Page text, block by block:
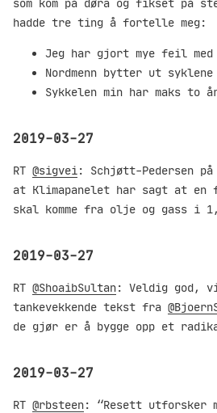
som kom på døra og fikset på
hadde tre ting å fortelle meg:
Jeg har gjort mye feil
Nordmenn bytter ut
Sykkelen min har maks to
2019-03-27
RT @sigvei: Schjøtt-Pedersen
at Klimapanelet har sagt at en
skal komme fra olje og gass i
2019-03-27
RT @ShoaibSultan: Veldig god,
tankevekkende tekst fra
de gjør er å bygge opp et
2019-03-27
RT @rbsteen: “Resett utforsker